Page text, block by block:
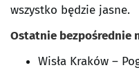
wszystko będzie jasne.
Ostatnie bezpośrednie
Wisła Kraków –